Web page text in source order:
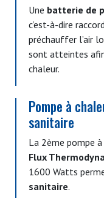
Une batterie de
c’est-à-dire
préchauffer l’air
sont atteintes afin
chaleur.
Pompe à
sanitaire
La 2ème pompe
Flux
1600 Watts
sanitaire.